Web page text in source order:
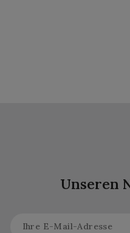
Unseren